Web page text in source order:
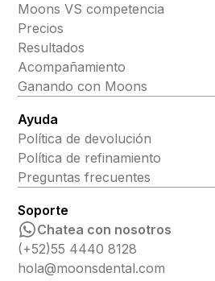
Moons VS competencia
Precios
Resultados
Acompañamiento
Ganando con Moons
Ayuda
Política de devolución
Política de refinamiento
Preguntas frecuentes
Soporte
Chatea con nosotros
(+52)55 4440 8128
hola@moonsdental.com